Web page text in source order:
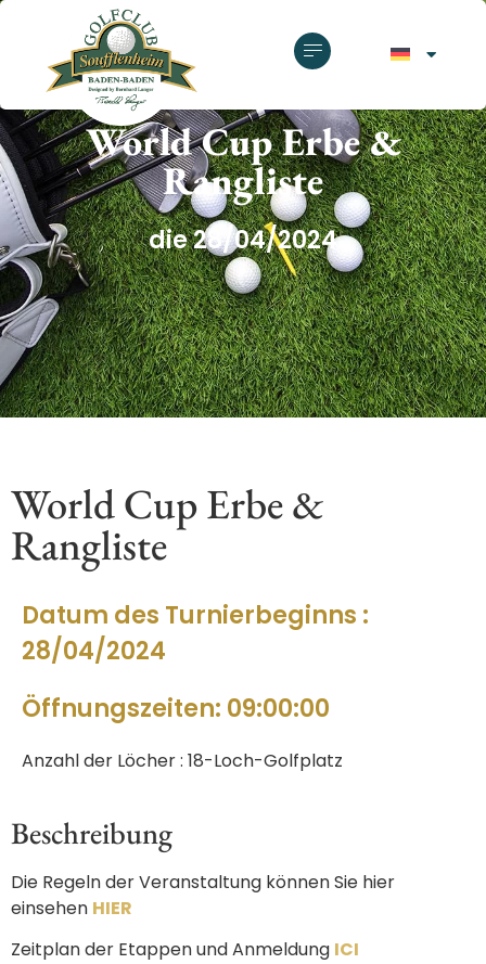
GOLFCLUB SOUFFLENHEIM
World Cup Erbe &
Rangliste
die 28/04/2024
World Cup Erbe &
Rangliste
Datum des Turnierbeginns :
28/04/2024
Öffnungszeiten: 09:00:00
Anzahl der Löcher : 18-Loch-Golfplatz
Beschreibung
Die Regeln der Veranstaltung können Sie hier
einsehen HIER
Zeitplan der Etappen und Anmeldung ICI